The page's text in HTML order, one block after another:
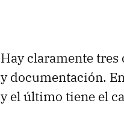
Hay claramente
y documentación.
y el último tiene el